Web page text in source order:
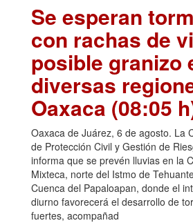
Se esperan
con rachas de
posible granizo
diversas
Oaxaca (08:05
Oaxaca de Juárez, 6 de agosto. La
de Protección Civil y Gestión de
informa que se prevén lluvias en la
Mixteca, norte del Istmo de
Cuenca del Papaloapan, donde el
diurno favorecerá el desarrollo de
fuertes, acompañad